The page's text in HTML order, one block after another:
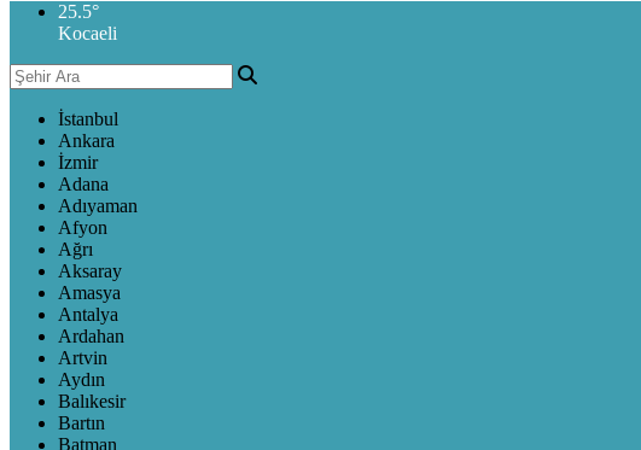
25.5°
Kocaeli
İstanbul
Ankara
İzmir
Adana
Adıyaman
Afyon
Ağrı
Aksaray
Amasya
Antalya
Ardahan
Artvin
Aydın
Balıkesir
Bartın
Batman